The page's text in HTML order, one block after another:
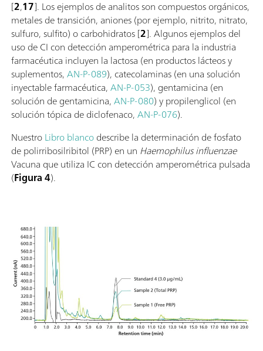
[2,17]. Los ejemplos de analitos son compuestos orgánicos,
metales de transición, aniones (por ejemplo, nitrito, nitrato,
sulfuro, sulfito) o carbohidratos [2]. Algunos ejemplos del
uso de CI con detección amperométrica para la industria
farmacéutica incluyen la lactosa (en productos lácteos y
suplementos,AN-P-089), catecolaminas (en una solución
inyectable farmacéutica,AN-P-053), gentamicina (en
solución de gentamicina,AN-P-080) y propilenglicol (en
solución tópica de diclofenaco,AN-P-076).
NuestroLibro blancodescribe la determinación de fosfato
de polirribosilribitol (PRP) en un Haemophilus influenzae
Vacuna que utiliza IC con detección amperométrica pulsada
(Figura 4).